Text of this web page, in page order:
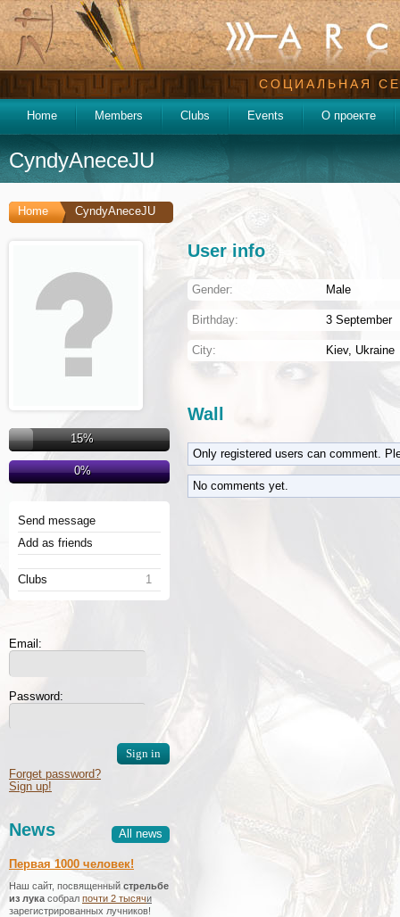
СОЦИАЛЬНАЯ
Home Members Clubs Events О проекте
CyndyAneceJU
Home CyndyAneceJU
15%
0%
Send message
Add as friends
1
Clubs
Email:
Password:
Forget password?
Sign up!
All news
News
Первая 1000 человек!
Наш сайт, посвященный стрельбе
из лука собрал почти 2 тысячи
зарегистрированных лучников!
User info
Gender: Male
Birthday: 3 September
City: Kiev, Ukraine
Wall
Only registered users can comment.
No comments yet.